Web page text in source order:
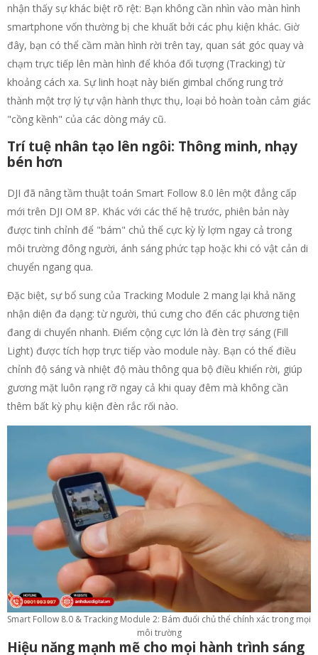
nhận thấy sự khác biệt rõ rệt: Bạn không cần nhìn vào màn hình
smartphone vốn thường bị che khuất bởi các phụ kiện khác. Giờ
đây, bạn có thể cầm màn hình rời trên tay, quan sát góc quay và
chạm trực tiếp lên màn hình để khóa đối tượng (Tracking) từ
khoảng cách xa. Sự linh hoạt này biến gimbal chống rung trở
thành một trợ lý tự vận hành thực thụ, loại bỏ hoàn toàn cảm giác
"cồng kềnh" của các dòng máy cũ.
Trí tuệ nhân tạo lên ngôi: Thông minh, nhạy
bén hơn
DJI đã nâng tầm thuật toán Smart Follow 8.0 lên một đẳng cấp
mới trên DJI OM 8P. Khác với các thế hệ trước, phiên bản này
được tinh chỉnh để "bám" chủ thể cực kỳ lỳ lợm ngay cả trong
môi trường đông người, ánh sáng phức tạp hoặc khi có vật cản di
chuyển ngang qua.
Đặc biệt, sự bổ sung của Tracking Module 2 mang lại khả năng
nhận diện đa dạng: từ người, thú cưng cho đến các phương tiện
đang di chuyển nhanh. Điểm cộng cực lớn là đèn trợ sáng (Fill
Light) được tích hợp trực tiếp vào module này. Bạn có thể điều
chỉnh độ sáng và nhiệt độ màu thông qua bộ điều khiển rời, giúp
gương mặt luôn rạng rỡ ngay cả khi quay đêm mà không cần
thêm bất kỳ phụ kiện đèn rắc rối nào.
Smart Follow 8.0 & Tracking Module 2: Bám đuổi chủ thể chính xác trong mọi
môi trường
Hiệu năng mạnh mẽ cho mọi hành trình sáng